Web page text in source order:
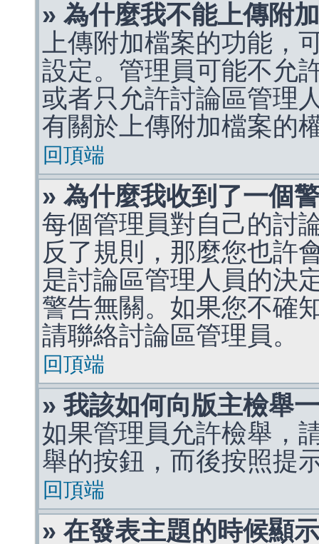
» 為什麼我不能上傳附
上傳附加檔案的功能，
設定。管理員可能不允
或者只允許討論區管理
有關於上傳附加檔案的
回頂端
» 為什麼我收到了一個
每個管理員對自己的討
反了規則，那麼您也許
是討論區管理人員的決
警告無關。如果您不確
請聯絡討論區管理員。
回頂端
» 我該如何向版主檢舉
如果管理員允許檢舉，
舉的按鈕，而後按照提
回頂端
» 在發表主題的時候顯